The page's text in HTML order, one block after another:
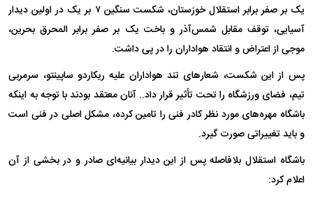
یک بر صفر برابر استقلال خوزستان، شکست سنگین ۷ بر یک در اولین دیدار
آسیایی، توقف مقابل شمس‌آذر و باخت یک بر صفر برابر المحرق بحرین،
موجی از اعتراض و انتقاد هواداران را در پی داشت.
پس از این شکست، شعارهای تند هواداران علیه ریکاردو ساپینتو، سرمربی
تیم، فضای ورزشگاه را تحت تأثیر قرار داد.. آنان معتقد بودند با توجه به اینکه
باشگاه مهره‌های مورد نظر کادر فنی را تامین کرده، مشکل اصلی در فنی است
و باید تغییراتی صورت گیرد.
باشگاه استقلال بلافاصله پس از این دیدار بیانیه‌ای صادر و در بخشی از آن
اعلام کرد: